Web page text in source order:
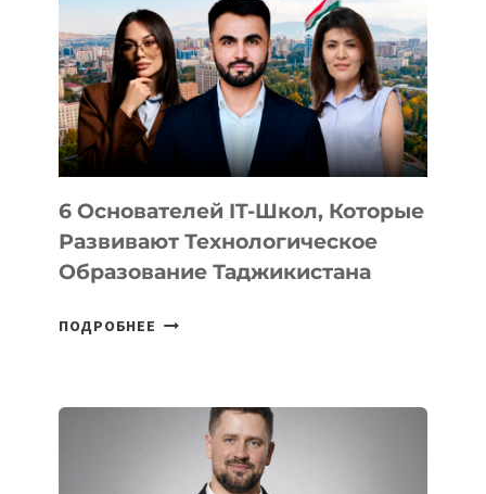
ВИДА
НОВОГО
УСТРОЙСТВА
ОТ
OPENAI
6 Основателей IT-Школ, Которые
Развивают Технологическое
Образование Таджикистана
ПОДРОБНЕЕ
КОТОРЫЕ
РАЗВИВАЮТ
ТЕХНОЛОГИЧЕСКОЕ